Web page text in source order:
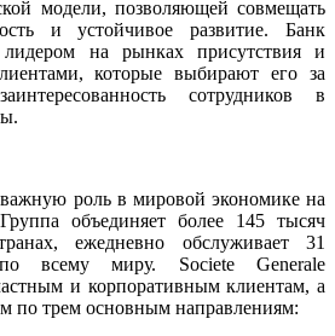
модели, позволяющей совмещать
и устойчивое развитие. Банк
лидером на рынках присутствия и
которые выбирают его за
сотрудников в
важную роль в мировой экономике на
объединяет более 145 тысяч
ежедневно обслуживает 31
всему миру. Societe Generale
и корпоративным клиентам, а
по трем основным направлениям: